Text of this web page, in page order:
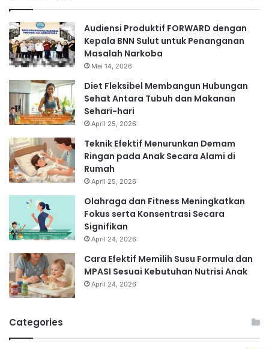
Audiensi Produktif FORWARD dengan
Kepala BNN Sulut untuk Penanganan
Masalah Narkoba
Mei 14, 2026
Diet Fleksibel Membangun Hubungan
Sehat Antara Tubuh dan Makanan
Sehari-hari
April 25, 2026
Teknik Efektif Menurunkan Demam
Ringan pada Anak Secara Alami di
Rumah
April 25, 2026
Olahraga dan Fitness Meningkatkan
Fokus serta Konsentrasi Secara
Signifikan
April 24, 2026
Cara Efektif Memilih Susu Formula dan
MPASI Sesuai Kebutuhan Nutrisi Anak
April 24, 2026
Categories